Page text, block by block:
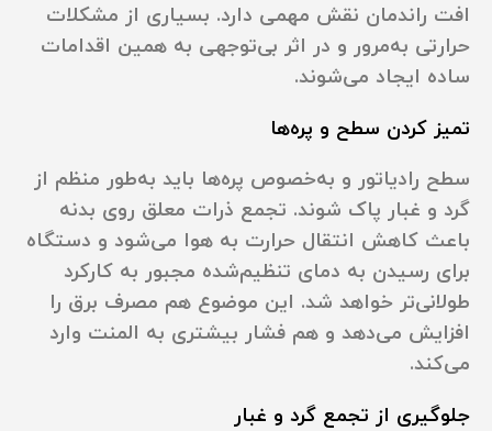
افت راندمان نقش مهمی دارد. بسیاری از مشکلات
حرارتی به‌مرور و در اثر بی‌توجهی به همین اقدامات
ساده ایجاد می‌شوند.
تمیز کردن سطح و پره‌ها
سطح رادیاتور و به‌خصوص پره‌ها باید به‌طور منظم از
گرد و غبار پاک شوند. تجمع ذرات معلق روی بدنه
باعث کاهش انتقال حرارت به هوا می‌شود و دستگاه
برای رسیدن به دمای تنظیم‌شده مجبور به کارکرد
طولانی‌تر خواهد شد. این موضوع هم مصرف برق را
افزایش می‌دهد و هم فشار بیشتری به المنت وارد
می‌کند.
جلوگیری از تجمع گرد و غبار